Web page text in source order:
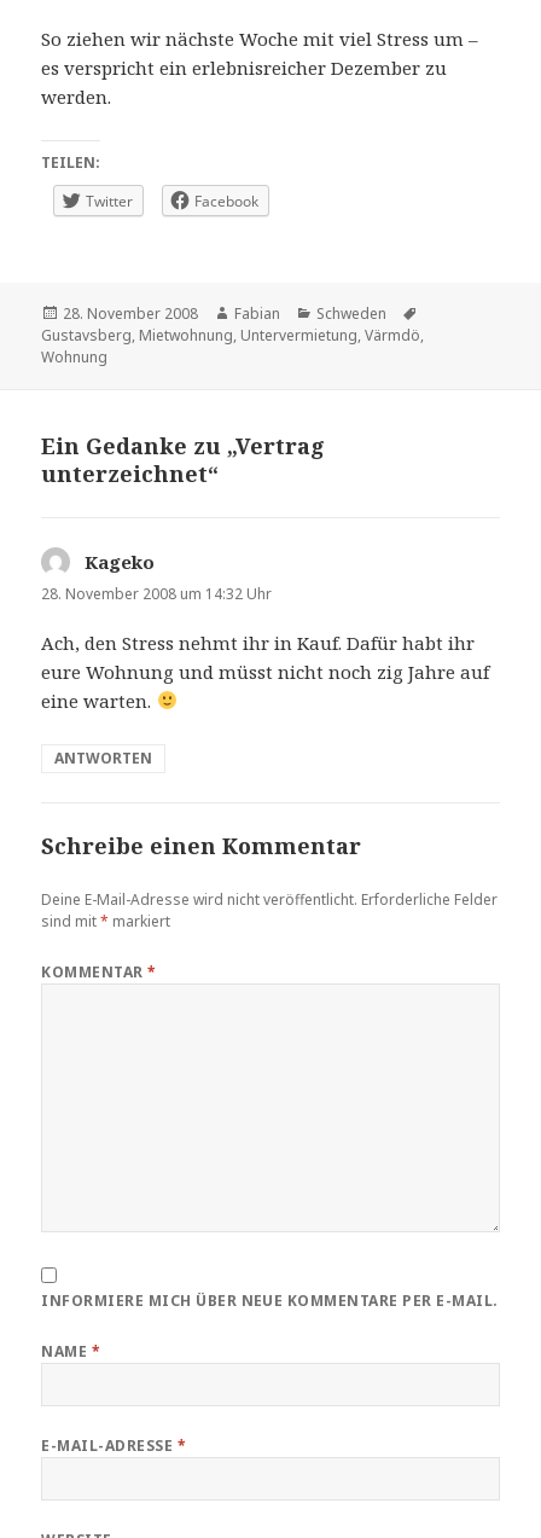
So ziehen wir nächste Woche mit viel Stress um –
es verspricht ein erlebnisreicher Dezember zu
werden.
TEILEN:
Twitter
Facebook
Veröffentlicht
am
28. November 2008 Autor
Fabian Kategorien
Schweden
Gustavsberg, Mietwohnung, Untervermietung,Värmdö,
Wohnung
Ein Gedanke zu „Vertrag
unterzeichnet“
Kageko
28. November 2008 um 14:32 Uhr
Ach, den Stress nehmt ihr in Kauf. Dafür habt ihr
eure Wohnung und müsst nicht noch zig Jahre auf
eine warten.
ANTWORTEN
Schreibe einen Kommentar
Deine E-Mail-Adresse wird nicht veröffentlicht. Erforderliche Felder
sind mit* markiert
KOMMENTAR*
INFORMIERE MICH ÜBER NEUE KOMMENTARE PER E-MAIL.
NAME *
E-MAIL-ADRESSE *